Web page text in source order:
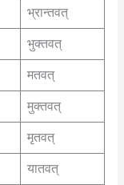
भ्रान्तवत्
भुक्तवत्
मतवत्
मुक्तवत्
मृतवत्
यातवत्